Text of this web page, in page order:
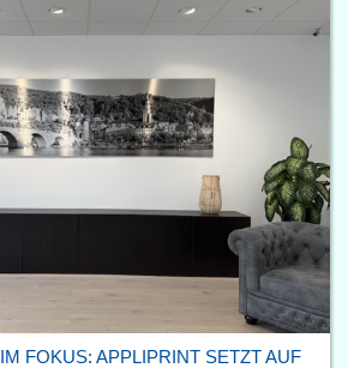
FOKUS: APPLIPRINT SETZT AUF